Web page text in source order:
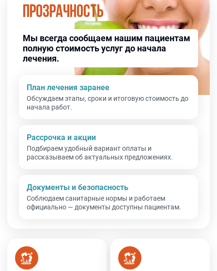
Прозрачность
Мы всегда сообщаем нашим пациентам
полную стоимость услуг до начала
лечения.
План лечения заранее
Обсуждаем этапы, сроки и итоговую стоимость до
начала работ.
Рассрочка и акции
Подбираем удобный вариант оплаты и
рассказываем об актуальных предложениях.
Документы и безопасность
Соблюдаем санитарные нормы и работаем
официально — документы доступны пациентам.
Отбеливание Opalescence Профессиональная чистка